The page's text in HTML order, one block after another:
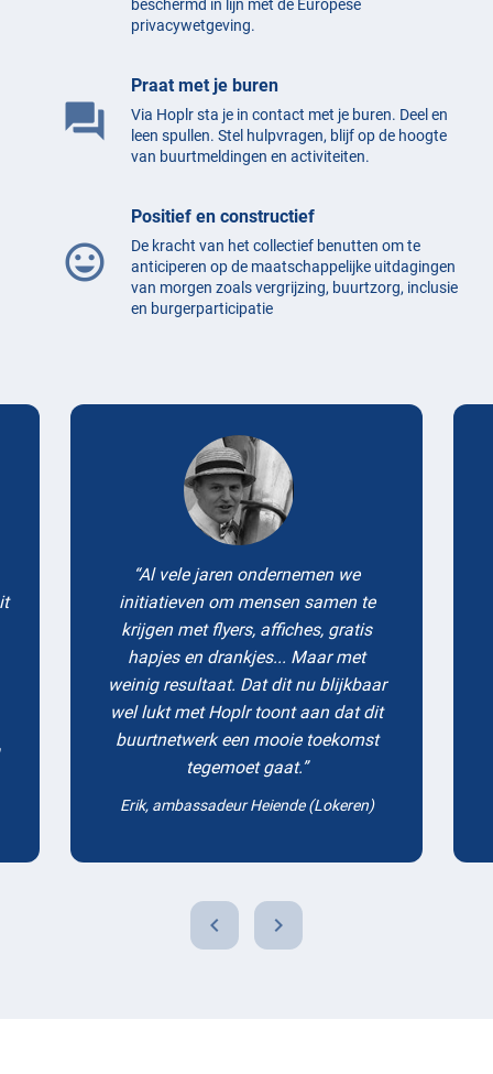
beschermd in lijn met de Europese
privacywetgeving.
question_answer
Praat met je buren
Via Hoplr sta je in contact met je buren. Deel en
leen spullen. Stel hulpvragen, blijf op de hoogte
van buurtmeldingen en activiteiten.
mood
Positief en constructief
De kracht van het collectief benutten om te
anticiperen op de maatschappelijke uitdagingen
van morgen zoals vergrijzing, buurtzorg, inclusie
en burgerparticipatie
Testimonials
Al vele jaren ondernemen we
initiatieven om mensen samen te
krijgen met flyers, affiches, gratis
hapjes en drankjes... Maar met
weinig resultaat. Dat dit nu blijkbaar
wel lukt met Hoplr toont aan dat dit
buurtnetwerk een mooie toekomst
tegemoet gaat.
Erik, ambassadeur Heiende (Lokeren)
chevron_left chevron_right